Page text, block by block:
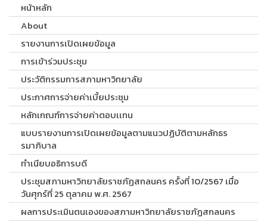
หน้าหลัก
About
รายงานการเปิดเผยข้อมูล
การเข้าร่วมประชุม
ประวัติกรรมการสภามหาวิทยาลัย
ประกาศการจ่ายค่าเบี้ยประชุม
หลักเกณฑ์การจ่ายค่าตอบเเทน
แบบรายงานการเปิดเผยข้อมูลตามแนวปฏิบัติตามหลักธร
รมาภิบาล
ทำเนียบอธิการบดี
ประชุมสภามหาวิทยาลัยราชภัฏสกลนคร ครั้งที่ 10/2567 เมื่อ
วันศุกร์ที่ 25 ตุลาคม พ.ศ. 2567
ผลการประเมินตนเองของสภามหาวิทยาลัยราชภัฏสกลนคร